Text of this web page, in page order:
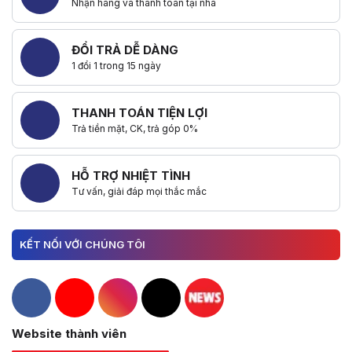
Nhận hàng và thanh toán tại nhà
ĐỔI TRẢ DỄ DÀNG
1 đổi 1 trong 15 ngày
THANH TOÁN TIỆN LỢI
Trả tiền mặt, CK, trả góp 0%
HỖ TRỢ NHIỆT TÌNH
Tư vấn, giải đáp mọi thắc mắc
KẾT NỐI VỚI CHÚNG TÔI
Hacom Facebook
Hacom YouTube
Hacom Instagram
Hacom TikTok
Website thành viên